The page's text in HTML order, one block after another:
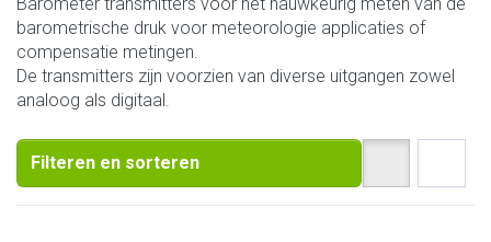
barometrische druk voor meteorologie applicaties of
compensatie metingen.
De transmitters zijn voorzien van diverse uitgangen zowel
analoog als digitaal.
Filteren en sorteren